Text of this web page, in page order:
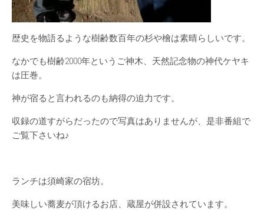
歴史を物語るような樹齢数百年の杉や檜は素晴らしいです。
なかでも樹齢2000年というご神木、天然記念物の神代ケヤキ
は圧巻。
神が宿ると言われるのも納得の迫力です。
収録の道すがらだったので写真はありませんが、是非番組で
ご覧下さいね♪
ランチは須崎家の宿坊。
美味しい蕎麦が頂けるお店、蔵屋が併設されています。